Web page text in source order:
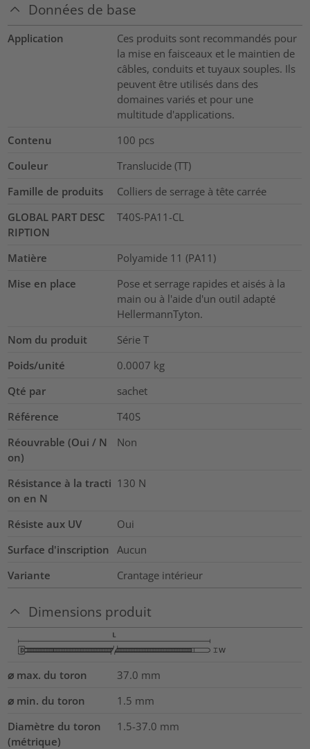
Données de base
Application
Ces produits sont recommandés pour
la mise en faisceaux et le maintien de
câbles, conduits et tuyaux souples. Ils
peuvent être utilisés dans des
domaines variés et pour une
multitude d'applications.
Contenu
100 pcs
Couleur
Translucide (TT)
Famille de produits
Colliers de serrage à tête carrée
GLOBAL PART DESC
RIPTION
T40S-PA11-CL
Matière
Polyamide 11 (PA11)
Mise en place
Pose et serrage rapides et aisés à la
main ou à l'aide d'un outil adapté
HellermannTyton.
Nom du produit
Série T
Poids/unité
0.0007 kg
Qté par
sachet
Référence
T40S
Réouvrable (Oui / N
on)
Non
Résistance à la tracti
on en N
130 N
Résiste aux UV
Oui
Surface d'inscription Aucun
Variante
Crantage intérieur
Dimensions produit
⌀ max. du toron 37.0 mm
⌀ min. du toron
1.5 mm
Diamètre du toron
(métrique)
1.5-37.0 mm